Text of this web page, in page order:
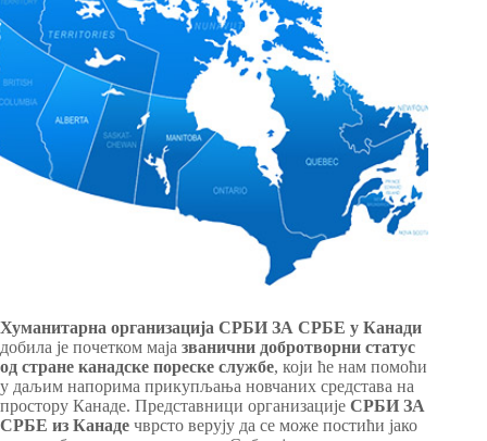
Хуманитарна организација СРБИ ЗА СРБЕ у Канади
добила је почетком маја званични добротворни статус
од стране канадске пореске службе, који ће нам помоћи
у даљим напорима прикупљања новчаних средстава на
простору Канаде. Представници организације СРБИ ЗА
СРБЕ из Канаде чврсто верују да се може постићи јако